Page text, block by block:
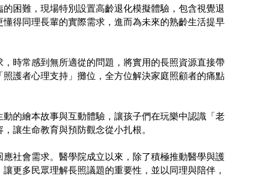
困難，現場特別設置高齡退化模擬體驗，包含視覺退
得同理長輩的實際需求，進而為未來的熟齡生活提早
時常感到無所適從的問題，將實用的長照資源直接帶
護者心理支持」攤位，全方位解決家庭照顧者的痛點
的繪本故事與互動體驗，讓孩子們在玩樂中認識「老
讓生命教育與預防觀念從小扎根。
社會需求。醫學院成立以來，除了積極推動醫學與護
更多民眾理解長照議題的重要性，並以同理與陪伴，